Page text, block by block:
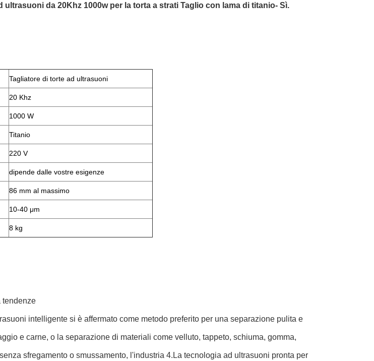
ultrasuoni da 20Khz 1000w per la torta a strati Taglio con lama di titanio- Sì.
Tagliatore di torte ad ultrasuoni
20 Khz
1000 W
Titanio
220 V
dipende dalle vostre esigenze
86 mm al massimo
10-40 μm
8 kg
tendenze
intelligente si è affermato come metodo preferito per una separazione pulita e
e carne, o la separazione di materiali come velluto, tappeto, schiuma, gomma,
sfregamento o smussamento, l'industria 4.La tecnologia ad ultrasuoni pronta per